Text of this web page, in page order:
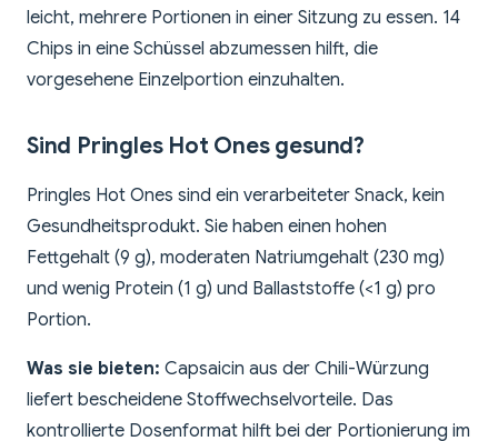
leicht, mehrere Portionen in einer Sitzung zu essen. 14
Chips in eine Schüssel abzumessen hilft, die
vorgesehene Einzelportion einzuhalten.
Sind Pringles Hot Ones gesund?
Pringles Hot Ones sind ein verarbeiteter Snack, kein
Gesundheitsprodukt. Sie haben einen hohen
Fettgehalt (9 g), moderaten Natriumgehalt (230 mg)
und wenig Protein (1 g) und Ballaststoffe (<1 g) pro
Portion.
Was sie bieten: Capsaicin aus der Chili-Würzung
liefert bescheidene Stoffwechselvorteile. Das
kontrollierte Dosenformat hilft bei der Portionierung im